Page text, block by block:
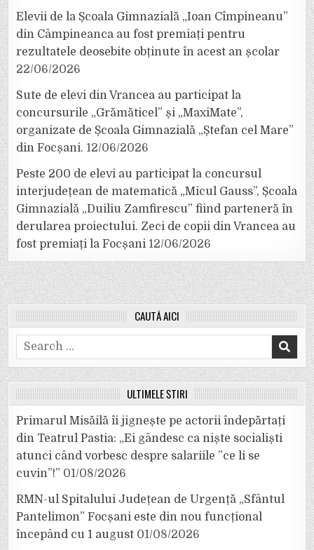
Elevii de la Școala Gimnazială „Ioan Cîmpineanu”
din Câmpineanca au fost premiați pentru
rezultatele deosebite obținute în acest an școlar
22/06/2026
Sute de elevi din Vrancea au participat la
concursurile „Grămăticel” și „MaxiMate”,
organizate de Școala Gimnazială „Ștefan cel Mare”
din Focșani. 12/06/2026
Peste 200 de elevi au participat la concursul
interjudețean de matematică „Micul Gauss”, Școala
Gimnazială „Duiliu Zamfirescu” fiind parteneră în
derularea proiectului. Zeci de copii din Vrancea au
fost premiați la Focșani 12/06/2026
CAUTĂ AICI
Search
for:
ULTIMELE ȘTIRI
Primarul Misăilă îi jignește pe actorii îndepărtați
din Teatrul Pastia: „Ei gândesc ca niște socialiști
atunci când vorbesc despre salariile ”ce li se
cuvin”!” 01/08/2026
RMN-ul Spitalului Județean de Urgență „Sfântul
Pantelimon” Focșani este din nou funcțional
începând cu 1 august 01/08/2026